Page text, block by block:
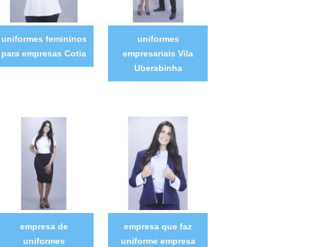
uniformes femininos
para empresas Cotia
uniformes
empresariais Vila
Uberabinha
empresa de
uniformes
empresa que faz
uniforme empresa